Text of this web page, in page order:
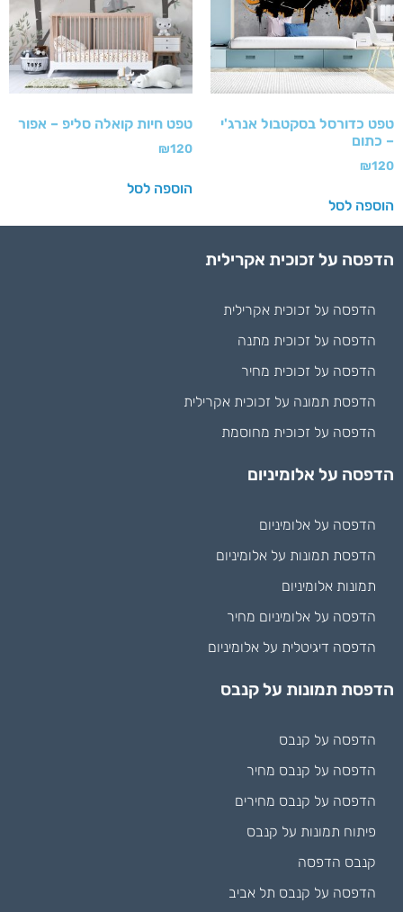
טפט כדורסל בסקטבול אנרג'י
– כתום
₪120
הוספה לסל
טפט חיות קואלה סליפ – אפור
₪120
הוספה לסל
הדפסה על זכוכית אקרילית
הדפסה על זכוכית אקרילית
הדפסה על זכוכית מתנה
הדפסה על זכוכית מחיר
הדפסת תמונה על זכוכית אקרילית
הדפסה על זכוכית מחוסמת
הדפסה על אלומיניום
הדפסה על אלומיניום
הדפסת תמונות על אלומיניום
תמונות אלומיניום
הדפסה על אלומיניום מחיר
הדפסה דיגיטלית על אלומיניום
הדפסת תמונות על קנבס
הדפסה על קנבס
הדפסה על קנבס מחיר
הדפסה על קנבס מחירים
פיתוח תמונות על קנבס
קנבס הדפסה
הדפסה על קנבס תל אביב